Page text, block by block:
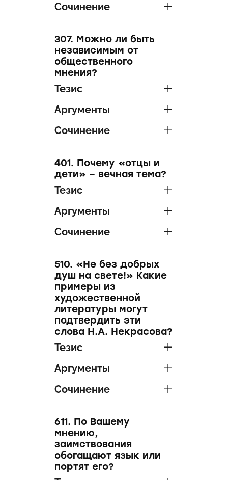
Сочинение
307. Можно ли быть
независимым от
общественного
мнения?
Тезис
Аргументы
Сочинение
401. Почему «отцы и
дети» – вечная тема?
Тезис
Аргументы
Сочинение
510. «Не без добрых
душ на свете!» Какие
примеры из
художественной
литературы могут
подтвердить эти
слова Н.А. Некрасова?
Тезис
Аргументы
Сочинение
611. По Вашему
мнению,
заимствования
обогащают язык или
портят его?